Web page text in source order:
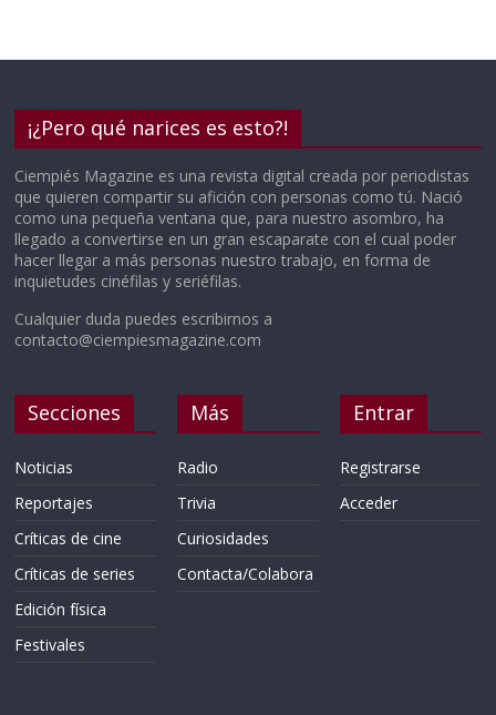
¡¿Pero qué narices es esto?!
Ciempiés Magazine es una revista digital creada por periodistas
que quieren compartir su afición con personas como tú. Nació
como una pequeña ventana que, para nuestro asombro, ha
llegado a convertirse en un gran escaparate con el cual poder
hacer llegar a más personas nuestro trabajo, en forma de
inquietudes cinéfilas y seriéfilas.
Cualquier duda puedes escribirnos a
contacto@ciempiesmagazine.com
Secciones
Noticias
Reportajes
Críticas de cine
Críticas de series
Edición física
Festivales
Más
Radio
Trivia
Curiosidades
Contacta/Colabora
Entrar
Registrarse
Acceder